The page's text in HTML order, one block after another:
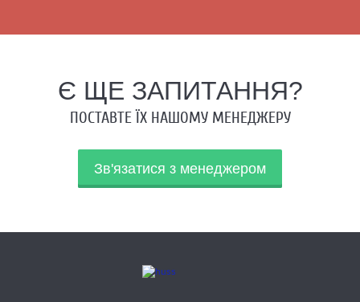
Є ЩЕ ЗАПИТАННЯ?
ПОСТАВТЕ ЇХ НАШОМУ МЕНЕДЖЕРУ
Зв'язатися з менеджером